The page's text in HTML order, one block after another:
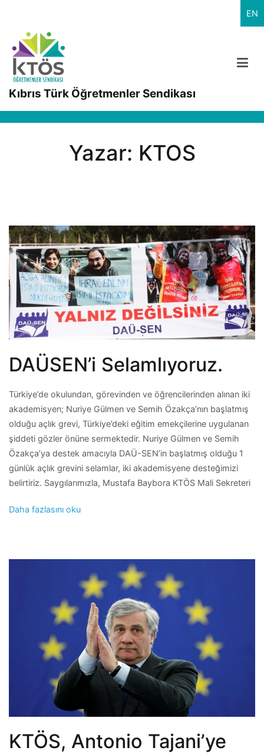
EN
Kıbrıs Türk Öğretmenler Sendikası
Yazar: KTOS
DAÜSEN’i Selamlıyoruz.
Türkiye’de okulundan, görevinden ve öğrencilerinden alınan iki
akademisyen; Nuriye Gülmen ve Semih Özakça’nın başlatmış
olduğu açlık grevi, Türkiye’deki eğitim emekçilerine uygulanan
şiddeti gözler önüne sermektedir. Nuriye Gülmen ve Semih
Özakça’ya destek amacıyla DAÜ-SEN’in başlatmış olduğu 1
günlük açlık grevini selamlar, iki akademisyene desteğimizi
belirtiriz. Saygılarımızla, Mustafa Baybora KTÖS Mali Sekreteri
Daha fazlasını oku
KTÖS, Antonio Tajani’ye